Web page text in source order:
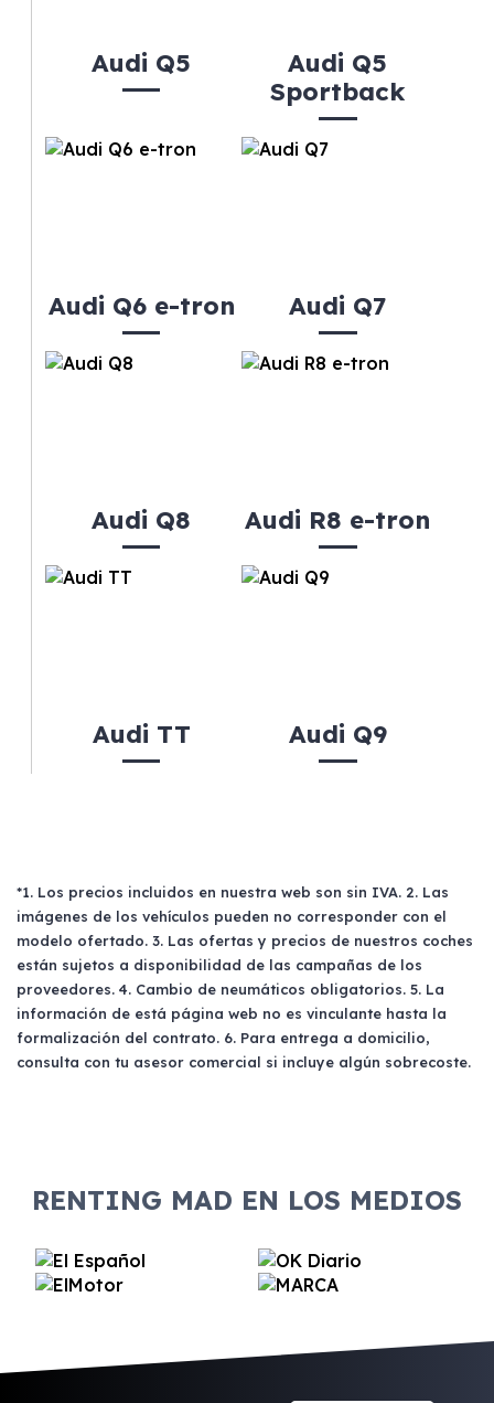
Audi Q5
Audi Q5
Sportback
Audi Q6 e-tron Audi Q7
Audi Q8 Audi R8 e-tron
Audi TT Audi Q9
*1. Los precios incluidos en nuestra web son sin IVA. 2. Las
imágenes de los vehículos pueden no corresponder con el
modelo ofertado. 3. Las ofertas y precios de nuestros coches
están sujetos a disponibilidad de las campañas de los
proveedores. 4. Cambio de neumáticos obligatorios. 5. La
información de está página web no es vinculante hasta la
formalización del contrato. 6. Para entrega a domicilio,
consulta con tu asesor comercial si incluye algún sobrecoste.
RENTING MAD EN LOS MEDIOS